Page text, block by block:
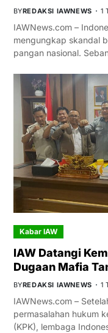
BYREDAKSI IAWNEWS 1
IAWNews.com –
mengungkap skandal
pangan nasional.
Kabar IAW
IAW Datangi
Dugaan Mafia
BYREDAKSI IAWNEWS 1
IAWNews.com –
permasalahan hukum
(KPK), lembaga